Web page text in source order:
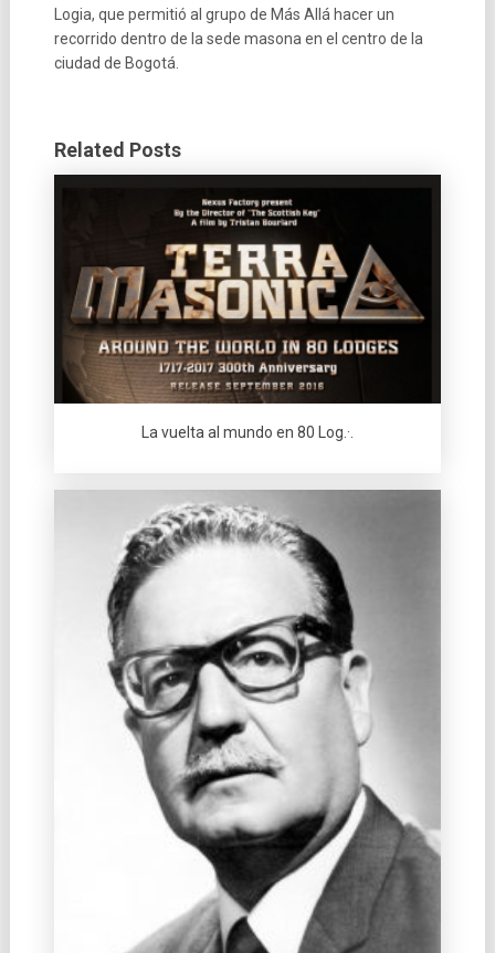
Logia, que permitió al grupo de Más Allá hacer un
recorrido dentro de la sede masona en el centro de la
ciudad de Bogotá.
Related Posts
La vuelta al mundo en 80 Log.·.